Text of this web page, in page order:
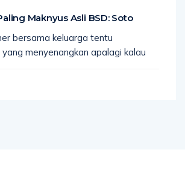
Maknyus Asli BSD: Soto
bersama keluarga tentu
menyenangkan apalagi kalau